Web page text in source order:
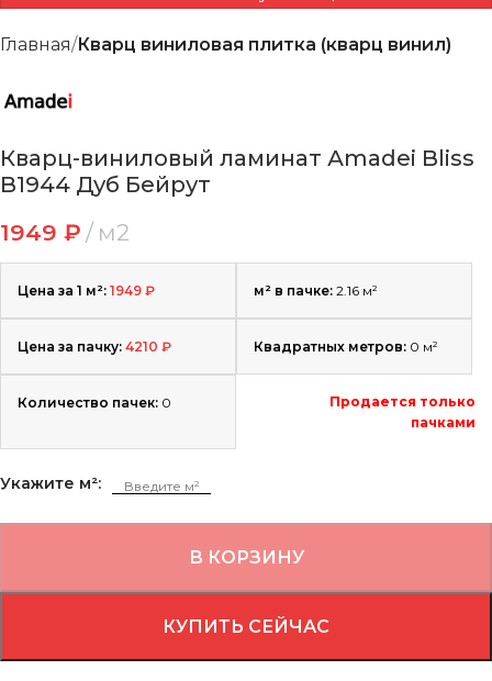
Главная Кварц виниловая плитка (кварц винил)
Кварц-виниловый ламинат Аmadei Bliss
B1944 Дуб Бейрут
1949 ₽ м2
Цена за 1 м²: 1949 ₽ м² в пачке: 2.16 м²
Цена за пачку: 4210 ₽ Квадратных метров: 0 м²
Количество пачек: 0
Продается только
пачками
Укажите м²:
В КОРЗИНУ
КУПИТЬ СЕЙЧАС